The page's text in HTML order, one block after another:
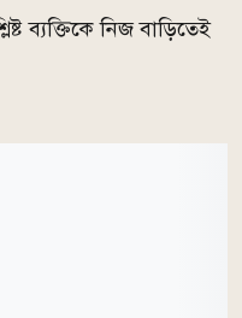
ব্যক্তিকে নিজ বাড়িতেই